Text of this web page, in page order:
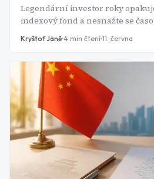
Legendární investor roky
indexový fond a nesnažte se
index dnes ze 41 % tvoří deset
rekordních 397 miliard dolarů v
Kryštof Jáně 4 min čtení 11. června